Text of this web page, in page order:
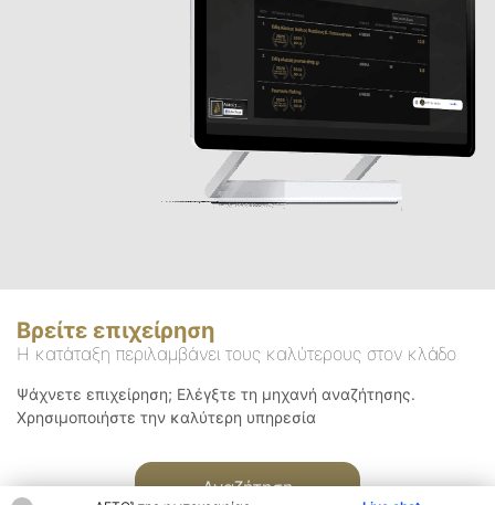
Βρείτε επιχείρηση
Η κατάταξη περιλαμβάνει τους καλύτερους στον κλάδο
Ψάχνετε επιχείρηση; Ελέγξτε τη μηχανή αναζήτησης.
Χρησιμοποιήστε την καλύτερη υπηρεσία
Αναζήτηση